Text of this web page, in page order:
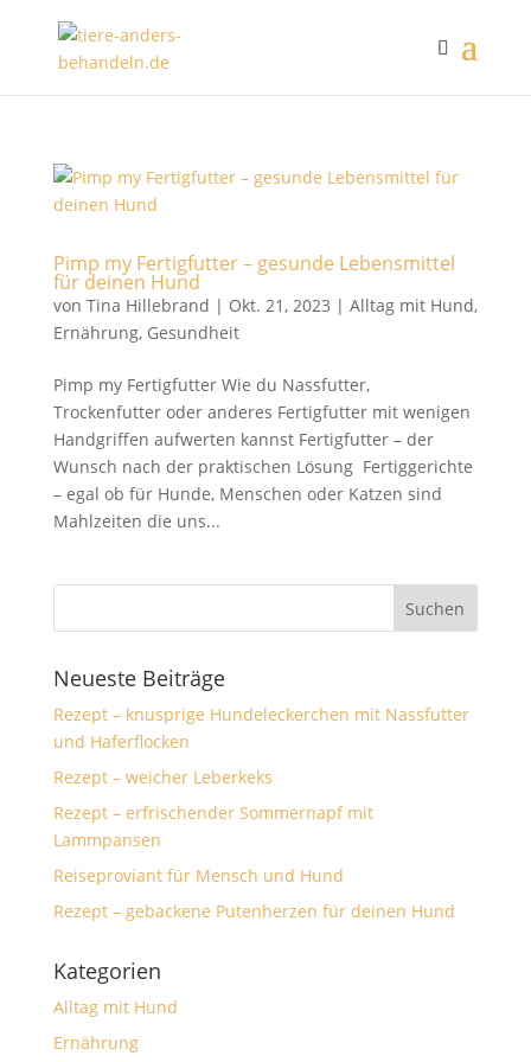
Pimp my Fertigfutter – gesunde Lebensmittel
für deinen Hund
von Tina Hillebrand | Okt. 21, 2023 | Alltag mit Hund,
Ernährung, Gesundheit
Pimp my Fertigfutter Wie du Nassfutter,
Trockenfutter oder anderes Fertigfutter mit wenigen
Handgriffen aufwerten kannst Fertigfutter – der
Wunsch nach der praktischen Lösung Fertiggerichte
– egal ob für Hunde, Menschen oder Katzen sind
Mahlzeiten die uns...
Neueste Beiträge
Rezept – knusprige Hundeleckerchen mit Nassfutter
und Haferflocken
Rezept – weicher Leberkeks
Rezept – erfrischender Sommernapf mit
Lammpansen
Reiseproviant für Mensch und Hund
Rezept – gebackene Putenherzen für deinen Hund
Kategorien
Alltag mit Hund
Ernährung